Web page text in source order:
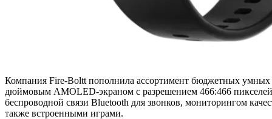
Компания Fire-Boltt пополнила ассортимент бюджетных умных
дюймовым AMOLED-экраном с разрешением 466:466
беспроводной связи Bluetooth для звонков, мониторингом
также встроенными играми.